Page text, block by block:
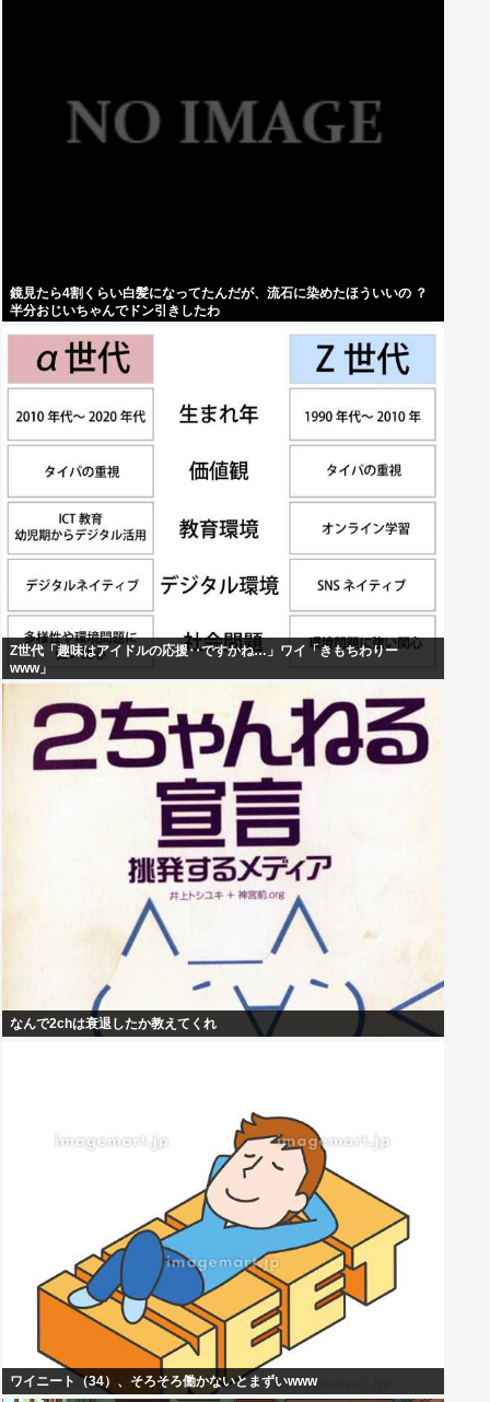
鏡見たら4割くらい白髪になってたんだが、流石に染めたほういいの ？
半分おじいちゃんでドン引きしたわ
Z世代「趣味はアイドルの応援‥ですかね…」ワイ「きもちわりー
www」
なんで2chは衰退したか教えてくれ
ワイニート（34）、そろそろ働かないとまずいwww